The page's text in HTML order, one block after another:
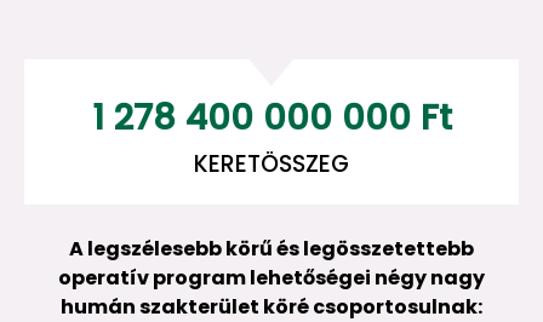
KERETÖSSZEG
1 278 400 000 000 Ft
A legszélesebb körű és legösszetettebb
operatív program lehetőségei négy nagy
humán szakterület köré csoportosulnak: